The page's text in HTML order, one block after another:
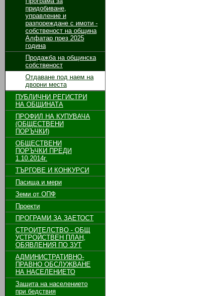
придобиване,
управление и
разпореждане с имоти -
собственост на община
Алфатар през 2025
година
Продажба на общинска
собственост
Отдаване под наем на
дворни места
ПУБЛИЧНИ РЕГИСТРИ
НА ОБЩИНАТА
ПРОФИЛ НА КУПУВАЧА
(ОБЩЕСТВЕНИ
ПОРЪЧКИ)
ОБЩЕСТВЕНИ
ПОРЪЧКИ ПРЕДИ
1.10.2014г.
ТЪРГОВЕ И КОНКУРСИ
Пасища и мери
Земи от ОПФ
Проекти
ПРОГРАМИ ЗА ЗАЕТОСТ
СТРОИТЕЛСТВО - ОБЩ
УСТРОЙСТВЕН ПЛАН,
ОБЯВЛЕНИЯ ПО ЗУТ
АДМИНИСТРАТИВНО-
ПРАВНО ОБСЛУЖВАНЕ
НА НАСЕЛЕНИЕТО
Защита на населението
при бедствия